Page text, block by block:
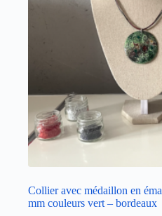
Collier avec médaillon en
mm couleurs vert – bordeaux